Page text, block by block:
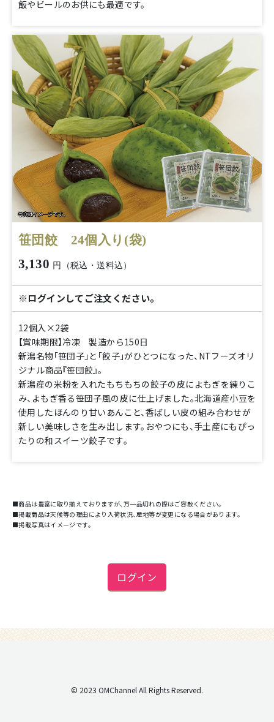
飯やビールのお供にも最適です。
笹団餃 24個入り(袋)
3,130 円（税込・送料込）
※ログインしてご注文ください。
12個入×2袋
【賞味期限】冷凍 製造から150日
新潟名物「笹団子」と「餃子」がひとつになった、NTフーズオリ
ジナル商品『笹団餃』。
新潟産の米粉を入れたもちもちの餃子の皮によもぎを練りこ
み、よもぎ香る笹団子風の皮に仕上げました。北海道産小豆を
使用したほんのり甘いあんこと、香ばしい皮の組み合わせが
新しい美味しさを生み出します。おやつにも、手土産にもぴっ
たりの和スイーツ餃子です。
■商品は豊富に取り揃えておりますが、万一品切れの際はご容赦ください。
■掲載商品は天候等の理由により入荷状況、産地等が変更になる場合があります。
■掲載写真はイメージです。
ログイン
© 2023 OMChannel All Rights Reserved.